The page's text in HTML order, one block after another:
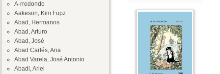
A-rredondo
Aakeson, Kim Fupz
Abad, Hermanos
Abad, Arturo
Abad, José
Abad Carlés, Ana
Abad Varela, José Antonio
Abadi, Ariel